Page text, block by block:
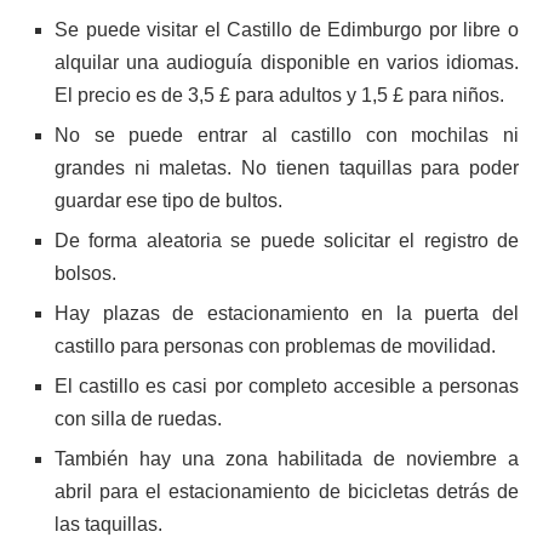
Se puede visitar el Castillo de Edimburgo por libre o
alquilar una audioguía disponible en varios idiomas.
El precio es de 3,5 £ para adultos y 1,5 £ para niños.
No se puede entrar al castillo con mochilas ni
grandes ni maletas. No tienen taquillas para poder
guardar ese tipo de bultos.
De forma aleatoria se puede solicitar el registro de
bolsos.
Hay plazas de estacionamiento en la puerta del
castillo para personas con problemas de movilidad.
El castillo es casi por completo accesible a personas
con silla de ruedas.
También hay una zona habilitada de noviembre a
abril para el estacionamiento de bicicletas detrás de
las taquillas.